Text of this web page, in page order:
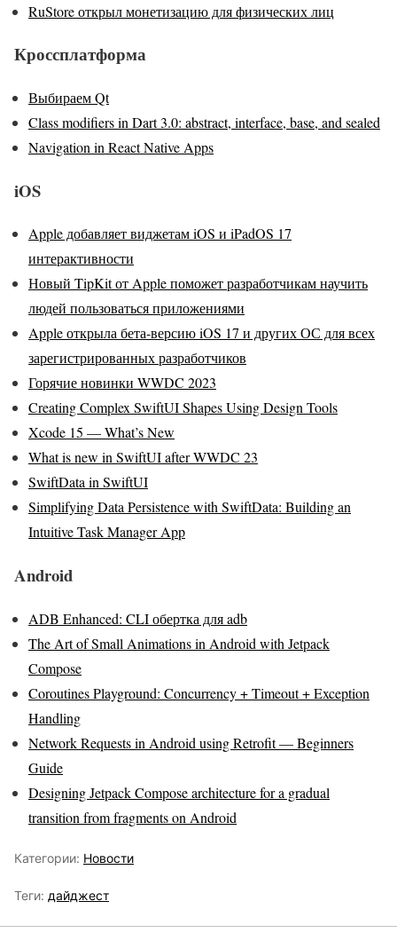
RuStore открыл монетизацию для физических лиц
Кроссплатформа
Выбираем Qt
Class modifiers in Dart 3.0: abstract, interface, base, and sealed
Navigation in React Native Apps
iOS
Apple добавляет виджетам iOS и iPadOS 17
интерактивности
Новый TipKit от Apple поможет разработчикам научить
людей пользоваться приложениями
Apple открыла бета-версию iOS 17 и других ОС для всех
зарегистрированных разработчиков
Горячие новинки WWDC 2023
Creating Complex SwiftUI Shapes Using Design Tools
Xcode 15 — What’s New
What is new in SwiftUI after WWDC 23
SwiftData in SwiftUI
Simplifying Data Persistence with SwiftData: Building an
Intuitive Task Manager App
Android
ADB Enhanced: CLI обертка для adb
The Art of Small Animations in Android with Jetpack
Compose
Coroutines Playground: Concurrency + Timeout + Exception
Handling
Network Requests in Android using Retrofit — Beginners
Guide
Designing Jetpack Compose architecture for a gradual
transition from fragments on Android
Категории: Новости
Теги: дайджест